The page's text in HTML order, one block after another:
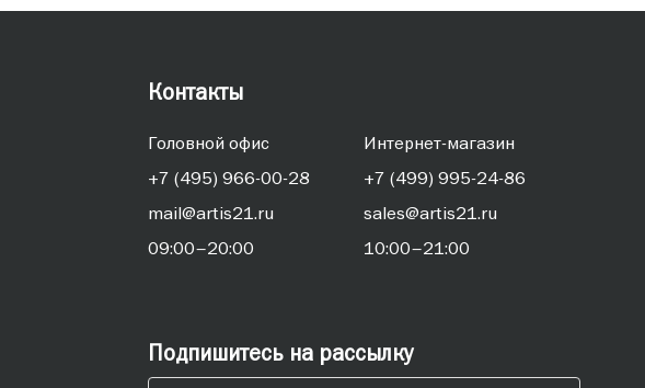
Контакты
Головной офис
+7 (495) 966-00-28
mail@artis21.ru
09:00–20:00
Интернет-магазин
+7 (499) 995-24-86
sales@artis21.ru
10:00–21:00
Подпишитесь на рассылку